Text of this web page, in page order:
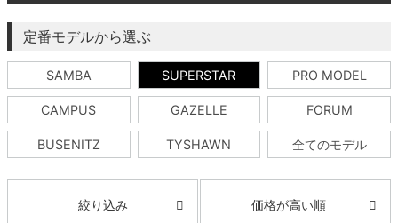
定番モデルから選ぶ
SAMBA SUPERSTAR PRO MODEL
CAMPUS GAZELLE FORUM
BUSENITZ TYSHAWN 全てのモデル
絞り込み 価格が高い順
デッキ
デッキブランド一覧（全てのデッキ）
サイズからデッキを選ぶ
7.3inch
7.5inch
7.6inch
トラック
トラックブランド一覧（全てのトラック）
適合デッキサイズから選ぶ
7.5inch
7.6inch
7.7inchウィール
ウィールブランド一覧（全てのウィール）
ウィールをサイズから選ぶ
53mm
54mm
55mm
スピットファイヤー F4（フォーミュラフォ
ー）
シューズブランド一覧
シューズをサイズから選ぶ
22.5cm
23cm
23.5cm
サンダル
シューレース・その他
ロングスリーブTシャツ
ジャケット
パーカー
カテゴリー
商品情報
徹底解析
スタッフおすすめアイテム
ショップライダー紹介
スタッフ紹介
カリフォルニアストリートの歴史
プライバシーポリシー